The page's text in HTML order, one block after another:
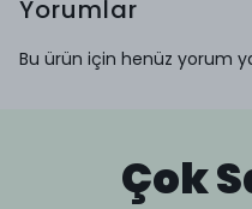
Yorumlar
Bu ürün için henüz yorum
Çok